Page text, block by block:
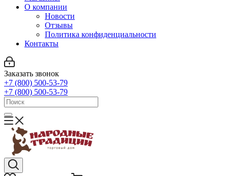
О компании
Новости
Отзывы
Политика конфиденциальности
Контакты
Заказать звонок
+7 (800) 500-53-79
+7 (800) 500-53-79